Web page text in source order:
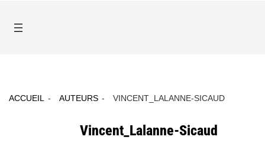
ACCUEIL AUTEURS VINCENT_LALANNE-SICAUD
Vincent_Lalanne-Sicaud